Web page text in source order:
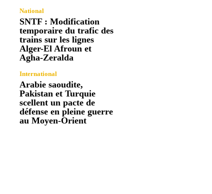
National
SNTF : Modification
temporaire du trafic des
trains sur les lignes
Alger-El Afroun et
Agha-Zeralda
International
Arabie saoudite,
Pakistan et Turquie
scellent un pacte de
défense en pleine guerre
au Moyen-Orient